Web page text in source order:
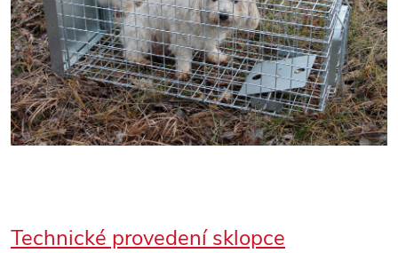
Technické provedení sklopce